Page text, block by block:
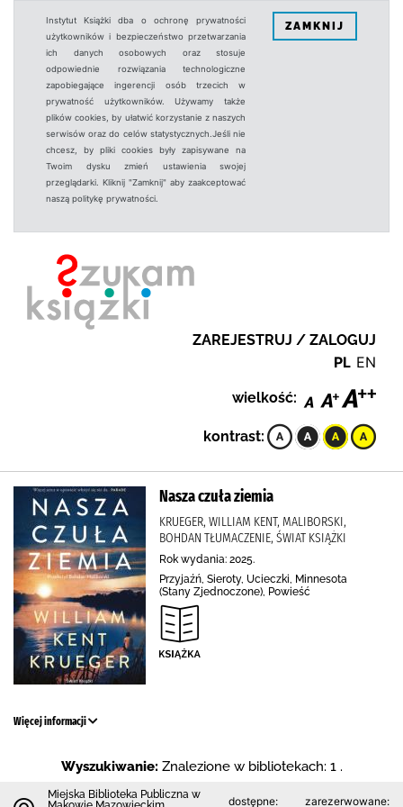
Instytut Książki dba o ochronę prywatności
użytkowników i bezpieczeństwo przetwarzania
ich danych osobowych oraz stosuje
odpowiednie rozwiązania technologiczne
zapobiegające ingerencji osób trzecich w
prywatność użytkowników. Używamy także
plików cookies, by ułatwić korzystanie z naszych
serwisów oraz do celów statystycznych.Jeśli nie
chcesz, by pliki cookies były zapisywane na
Twoim dysku zmień ustawienia swojej
przeglądarki. Kliknij "Zamknij" aby zaakceptować
naszą politykę prywatności.
ZAMKNIJ
ZAREJESTRUJ / ZALOGUJ
PL EN
wielkość:
kontrast:
Nasza czuła ziemia
KRUEGER, WILLIAM KENT, MALIBORSKI,
BOHDAN TŁUMACZENIE, ŚWIAT KSIĄŻKI
Rok wydania: 2025.
Przyjaźń, Sieroty, Ucieczki, Minnesota
(Stany Zjednoczone), Powieść
Więcej informacji
Wyszukiwanie: Znalezione w bibliotekach: 1 .
Miejska Biblioteka Publiczna w
dostępne: zarezerwowane: